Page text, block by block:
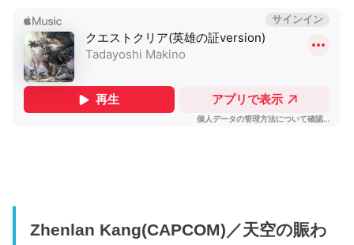
Zhenlan Kang(CAPCOM)／天空の賑わ